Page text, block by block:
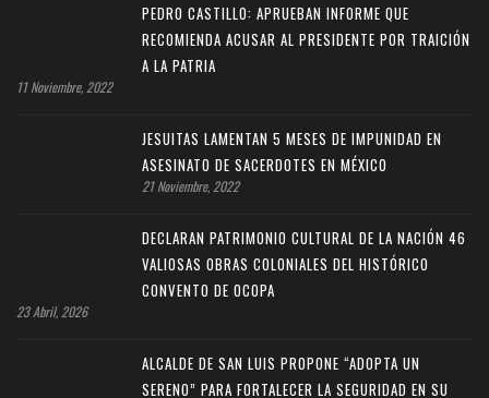
PEDRO CASTILLO: APRUEBAN INFORME QUE
RECOMIENDA ACUSAR AL PRESIDENTE POR TRAICIÓN
A LA PATRIA
11 Noviembre, 2022
JESUITAS LAMENTAN 5 MESES DE IMPUNIDAD EN
ASESINATO DE SACERDOTES EN MÉXICO
21 Noviembre, 2022
DECLARAN PATRIMONIO CULTURAL DE LA NACIÓN 46
VALIOSAS OBRAS COLONIALES DEL HISTÓRICO
CONVENTO DE OCOPA
23 Abril, 2026
ALCALDE DE SAN LUIS PROPONE “ADOPTA UN
SERENO” PARA FORTALECER LA SEGURIDAD EN SU